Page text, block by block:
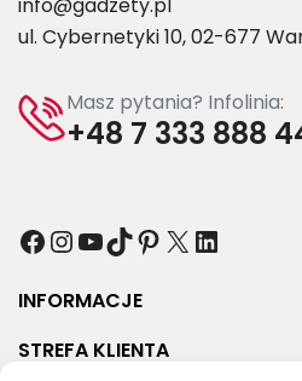
info@gadzety.pl
ul. Cybernetyki 10, 02-677
Masz pytania? Infolinia:
+48 7 333 888
Facebook
Instagram
YouTube
TikTok
Pinterest
X LinkedIn
INFORMACJE
STREFA KLIENTA